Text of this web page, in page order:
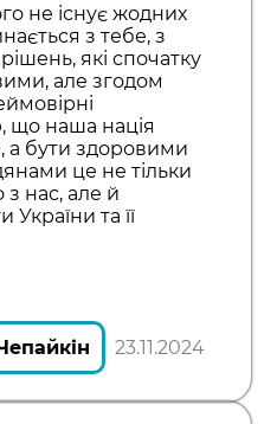
не існує жодних
з тебе, з
які спочатку
але згодом
що наша нація
а бути здоровими
це не тільки
з нас, але й
та її
23.11.2024